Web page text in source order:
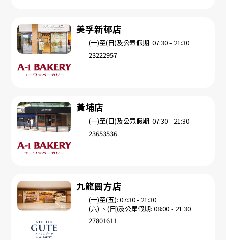
美孚新邨店
(一)至(日)及公眾假期: 07:30 - 21:30
23222957
黃埔店
(一)至(日)及公眾假期: 07:30 - 21:30
23653536
九龍圓方店
(一)至(五): 07:30 - 21:30
(六) 、(日)及公眾假期: 08:00 - 21:30
27801611